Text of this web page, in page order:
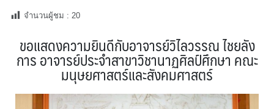
จำนวนผู้ชม : 20
ขอแสดงความยินดีกับอาจารย์วิไลวรรณ ไชยลัง
การ อาจารย์ประจำสาขาวิชานาฏศิลป์ศึกษา คณะ
มนุษยศาสตร์และสังคมศาสตร์